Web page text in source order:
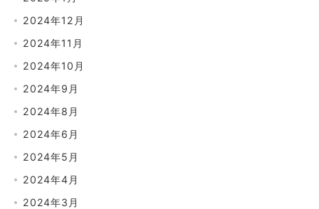
2024年12月
2024年11月
2024年10月
2024年9月
2024年8月
2024年6月
2024年5月
2024年4月
2024年3月